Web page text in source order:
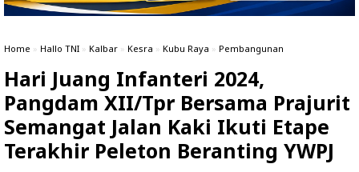
Home » Hallo TNI » Kalbar » Kesra » Kubu Raya » Pembangunan
Hari Juang Infanteri 2024,
Pangdam XII/Tpr Bersama Prajurit
Semangat Jalan Kaki Ikuti Etape
Terakhir Peleton Beranting YWPJ